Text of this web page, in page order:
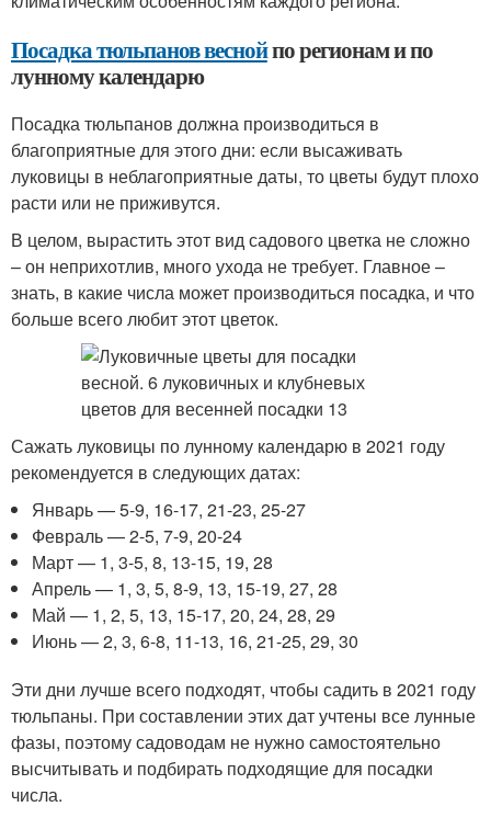
Посадка тюльпанов веснойпо регионам и по
лунному календарю
Посадка тюльпанов должна производиться в
благоприятные для этого дни: если высаживать
луковицы в неблагоприятные даты, то цветы будут плохо
расти или не приживутся.
В целом, вырастить этот вид садового цветка не сложно
– он неприхотлив, много ухода не требует. Главное –
знать, в какие числа может производиться посадка, и что
больше всего любит этот цветок.
Сажать луковицы по лунному календарю в 2021 году
рекомендуется в следующих датах:
Январь — 5-9, 16-17, 21-23, 25-27
Февраль — 2-5, 7-9, 20-24
Март — 1, 3-5, 8, 13-15, 19, 28
Апрель — 1, 3, 5, 8-9, 13, 15-19, 27, 28
Май — 1, 2, 5, 13, 15-17, 20, 24, 28, 29
Июнь — 2, 3, 6-8, 11-13, 16, 21-25, 29, 30
Эти дни лучше всего подходят, чтобы садить в 2021 году
тюльпаны. При составлении этих дат учтены все лунные
фазы, поэтому садоводам не нужно самостоятельно
высчитывать и подбирать подходящие для посадки
числа.